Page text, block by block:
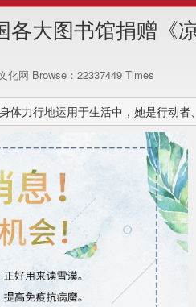
大图书馆捐赠《
化网 Browse： 22337449Times
力行地运用于生活中，她是行动者